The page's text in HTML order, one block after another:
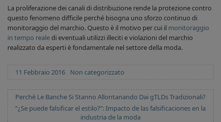
La proliferazione dei canali di distribuzione rende la protezione contro
questo fenomeno difficile perché bisogna uno sforzo continuo di
monitoraggio del marchio. Questo è il motivo per cui il monitoraggio
in tempo realedi eventuali utilizzi illeciti e violazionidel marchio
realizzato da esperti è fondamentale nel settore della moda.
Posted
on
11 Febbraio 2016 Categories
Non categorizzato
ARTICOLO
PRECEDENTE:
Perchè Le Banche Si Stanno Allontanando Dai gTLDs Tradizionali?
ARTICOLO
“¿Se puede falsificar el estilo?”: Impacto de las falsificaciones en la
industria de la moda